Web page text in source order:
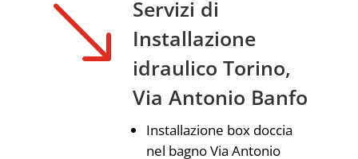
'
Servizi di
Installazione
idraulico Torino,
Via Antonio Banfo
Installazione box doccia
nel bagno Via Antonio